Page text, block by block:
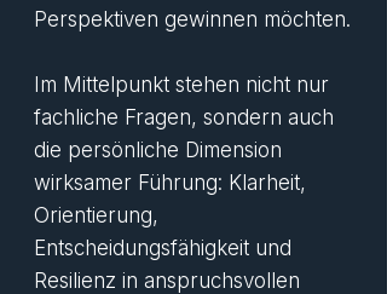
Perspektiven gewinnen möchten.
Im Mittelpunkt stehen nicht nur
fachliche Fragen, sondern auch
die persönliche Dimension
wirksamer Führung: Klarheit,
Orientierung,
Entscheidungsfähigkeit und
Resilienz in anspruchsvollen